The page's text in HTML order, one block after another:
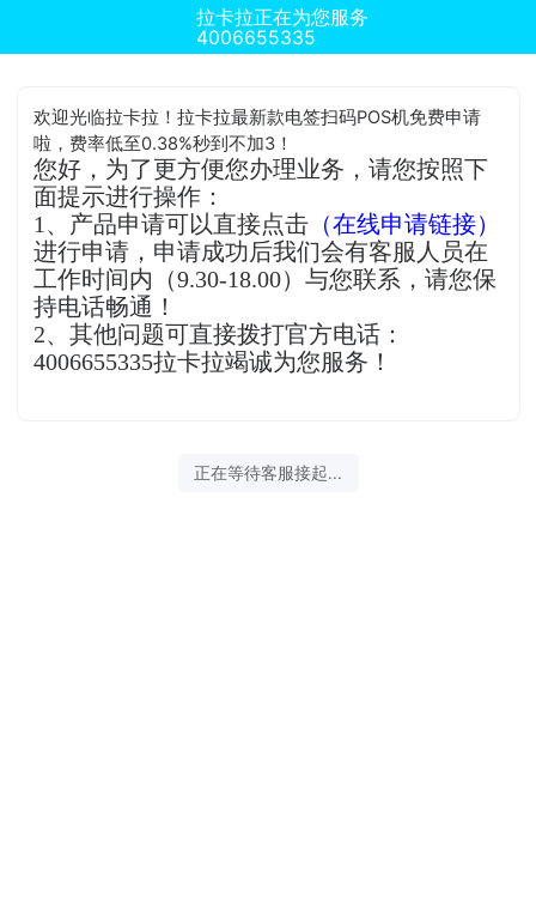
拉卡拉正在为您服务
4006655335
欢迎光临拉卡拉！拉卡拉最新款电签扫码POS机免费申请
啦，费率低至0.38%秒到不加3！
您好，为了更方便您办理业务，请您按照下
面提示进行操作：
1、产品申请可以直接点击 （在线申请链接）
进行申请，申请成功后我们会有客服人员在
工作时间内（9.30-18.00）与您联系，请您保
持电话畅通！
2、其他问题可直接拨打官方电话：
4006655335拉卡拉竭诚为您服务！
正在等待客服接起...